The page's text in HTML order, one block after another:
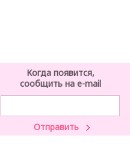
Когда появится,
сообщить на e-mail